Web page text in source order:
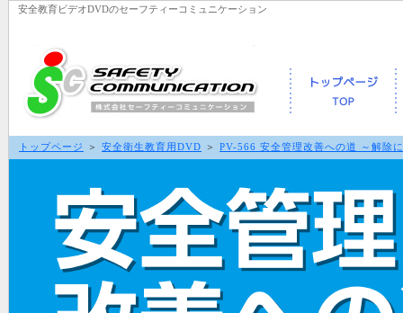
安全教育ビデオDVDのセーフティーコミュニケーション
トップページ ＞ 安全衛生教育用DVD ＞ PV-566 安全管理改善への道 ～解除